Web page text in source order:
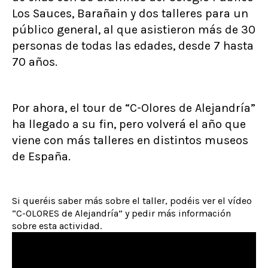
Los Sauces, Barañain y dos talleres para un
público general, al que asistieron más de 30
personas de todas las edades, desde 7 hasta
70 años.
Por ahora, el tour de “C-Olores de Alejandría”
ha llegado a su fin, pero volverá el año que
viene con más talleres en distintos museos
de España.
Si queréis saber más sobre el taller, podéis ver el vídeo
“C-OLORES de Alejandría” y pedir más información
sobre esta actividad.